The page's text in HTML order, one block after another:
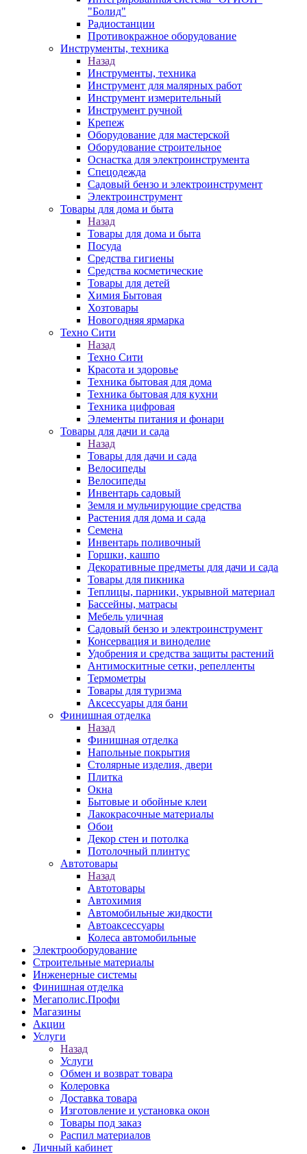
"Болид"
Радиостанции
Противокражное оборудование
Инструменты, техника
Назад
Инструменты, техника
Инструмент для малярных работ
Инструмент измерительный
Инструмент ручной
Крепеж
Оборудование для мастерской
Оборудование строительное
Оснастка для электроинструмента
Спецодежда
Садовый бензо и электроинструмент
Электроинструмент
Товары для дома и быта
Назад
Товары для дома и быта
Посуда
Средства гигиены
Средства косметические
Товары для детей
Химия Бытовая
Хозтовары
Новогодняя ярмарка
Техно Сити
Назад
Техно Сити
Красота и здоровье
Техника бытовая для дома
Техника бытовая для кухни
Техника цифровая
Элементы питания и фонари
Товары для дачи и сада
Назад
Товары для дачи и сада
Велосипеды
Велосипеды
Инвентарь садовый
Земля и мульчирующие средства
Растения для дома и сада
Семена
Инвентарь поливочный
Горшки, кашпо
Декоративные предметы для дачи и сада
Товары для пикника
Теплицы, парники, укрывной материал
Бассейны, матрасы
Мебель уличная
Садовый бензо и электроинструмент
Консервация и виноделие
Удобрения и средства защиты растений
Антимоскитные сетки, репелленты
Термометры
Товары для туризма
Аксессуары для бани
Финишная отделка
Назад
Финишная отделка
Напольные покрытия
Столярные изделия, двери
Плитка
Окна
Бытовые и обойные клеи
Лакокрасочные материалы
Обои
Декор стен и потолка
Потолочный плинтус
Автотовары
Назад
Автотовары
Автохимия
Автомобильные жидкости
Автоаксессуары
Колеса автомобильные
Электрооборудование
Строительные материалы
Инженерные системы
Финишная отделка
Мегаполис.Профи
Магазины
Акции
Услуги
Назад
Услуги
Обмен и возврат товара
Колеровка
Доставка товара
Изготовление и установка окон
Товары под заказ
Распил материалов
Личный кабинет